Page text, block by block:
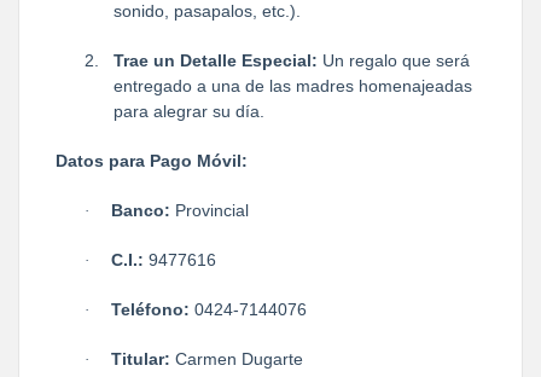
sonido, pasapalos, etc.).
2. Trae un Detalle Especial: Un regalo que será
entregado a una de las madres homenajeadas
para alegrar su día.
Datos para Pago Móvil:
· Banco: Provincial
· C.I.: 9477616
· Teléfono: 0424-7144076
· Titular: Carmen Dugarte